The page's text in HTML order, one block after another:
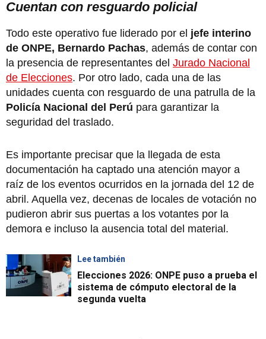
Cuentan con resguardo policial
Todo este operativo fue liderado por el jefe interino
de ONPE, Bernardo Pachas, además de contar con
la presencia de representantes del Jurado Nacional
de Elecciones. Por otro lado, cada una de las
unidades cuenta con resguardo de una patrulla de la
Policía Nacional del Perú para garantizar la
seguridad del traslado.
Es importante precisar que la llegada de esta
documentación ha captado una atención mayor a
raíz de los eventos ocurridos en la jornada del 12 de
abril. Aquella vez, decenas de locales de votación no
pudieron abrir sus puertas a los votantes por la
demora e incluso la ausencia total del material.
Lee también
Elecciones 2026: ONPE puso a prueba el
sistema de cómputo electoral de la
segunda vuelta